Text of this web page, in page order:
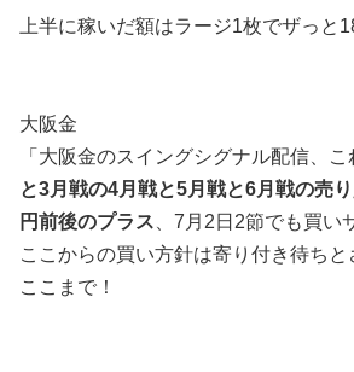
上半に稼いだ額はラージ1枚でザっと
大阪金
「大阪金のスイングシグナル配信、こ
と3月戦の4月戦と5月戦と6月戦の売
円前後のプラス 、7月2日2節でも買い
ここからの買い方針は寄り付き待ちと
ここまで！